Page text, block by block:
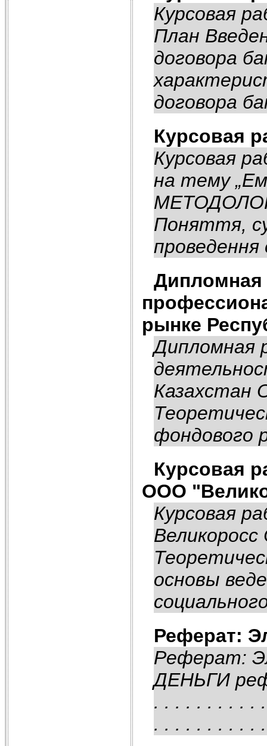
Курсовая
План
договора
договора
Курсовая
Курсовая
на тему
Поняття,
проведення
Дипломная
рынке
Дипломная
Казахстан
фондового
Курсовая
ООО
Курсовая
основы
Реферат:
Реферат:
ДЕНЬГИ
. . . . . . . . . .
. . . . . . . . . .